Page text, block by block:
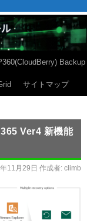
Backup
サイトマップ
Ver4 新機能
11月29日 作成者: climb